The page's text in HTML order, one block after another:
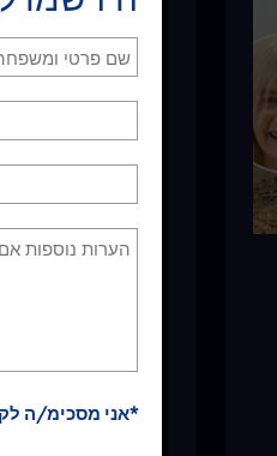
אחר, לא יותר ולא
למעשה אתה יכול
להראות לך; משהו
חלק יחד עם היקום
בכך שאתה משתמש
שתשתמש בו בזמני
יהיו לנו היום
צריך לא רק לבחור
כרגיל, על
*אני מסכימ/ה